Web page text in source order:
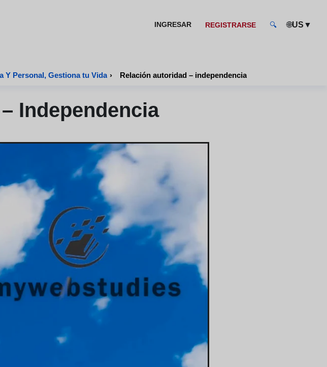
INGRESAR REGISTRARSE 🔍 🌐US ▼
Y Personal, Gestiona tu Vida › Relación autoridad – independencia
Independencia